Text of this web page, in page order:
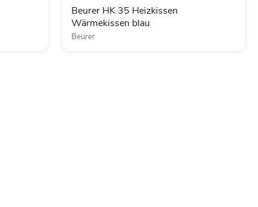
Beurer HK 35 Heizkissen
Wärmekissen blau
Beurer